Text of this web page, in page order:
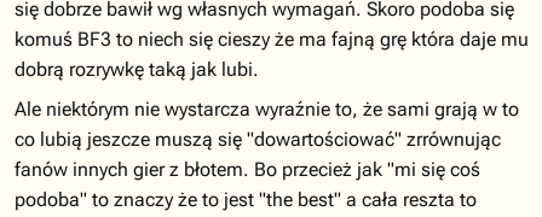
się dobrze bawił wg własnych wymagań. Skoro podoba się
komuś BF3 to niech się cieszy że ma fajną grę która daje mu
dobrą rozrywkę taką jak lubi.
Ale niektórym nie wystarcza wyraźnie to, że sami grają w to
co lubią jeszcze muszą się "dowartościować" zrrównując
fanów innych gier z błotem. Bo przecież jak "mi się coś
podoba" to znaczy że to jest "the best" a cała reszta to